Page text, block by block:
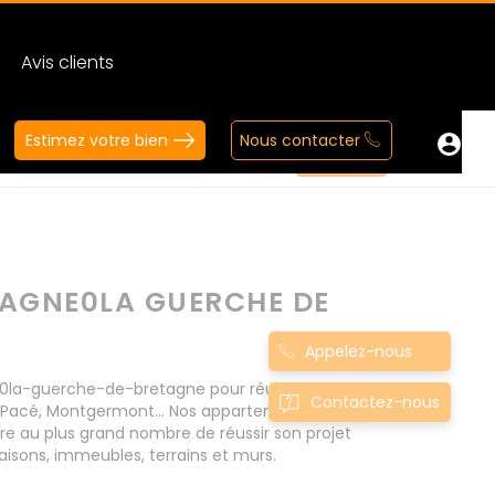
Avis clients
Estimez votre bien Nous contacter
GUERCHE DE
guerche-de-bretagne pour réussir votre
Montgermont... Nos appartement T0 à
plus grand nombre de réussir son projet
immeubles, terrains et murs.
Appelez-nous
Contactez-nous